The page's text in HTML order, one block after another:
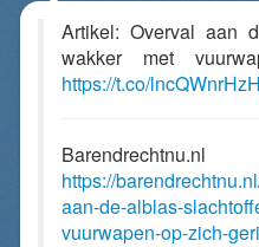
Artikel: Overval aan
wakker met
https://t.co/lncQWnrHzH
Barendrechtnu.nl
https://
aan-de-alblas-
vuurwapen-op-zich-